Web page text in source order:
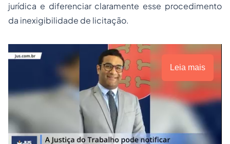
jurídica e diferenciar claramente esse procedimento
da inexigibilidade de licitação.
Leia mais